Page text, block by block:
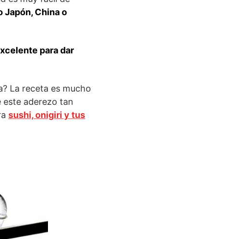
Japón, China o
para dar
La receta es mucho
este aderezo tan
sushi, onigiri y tus